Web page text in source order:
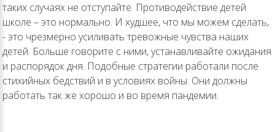
таких случаях не отступайте. Противодействие детей
школе – это нормально. И худшее, что мы можем сделать,
- это чрезмерно усиливать тревожные чувства наших
детей. Больше говорите с ними, устанавливайте ожидания
и распорядок дня. Подобные стратегии работали после
стихийных бедствий и в условиях войны. Они должны
работать так же хорошо и во время пандемии.